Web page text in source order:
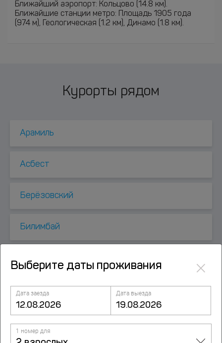
Ближайший аэропорт: Кольцово (14.8 км).
Ближайшие станции метро: Площадь 1905 года
(974 м), Геологическая (1.2 км), Динамо (1.8 км).
Курорты рядом
Арамиль
Асбест
Берёзовский
Билимбай
Верхний Уфалей
Верхняя Пышма
Выберите даты проживания ×
Дата заезда Дата выезда
1 номер для